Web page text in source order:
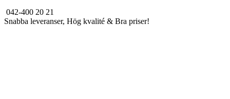
042-400 20 21
Snabba leveranser, Hög kvalité & Bra priser!